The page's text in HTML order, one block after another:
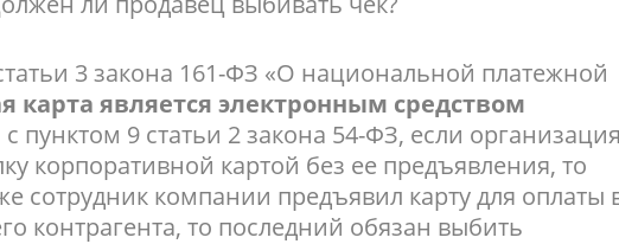
3 закона 161-ФЗ «О национальной платежной
карта является электронным средством
с пунктом 9 статьи 2 закона 54-ФЗ, если
корпоративной картой без ее предъявления, то
сотрудник компании предъявил карту для оплаты
контрагента, то последний обязан выбить